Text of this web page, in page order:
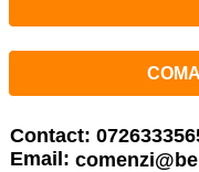
Contact:
Email: